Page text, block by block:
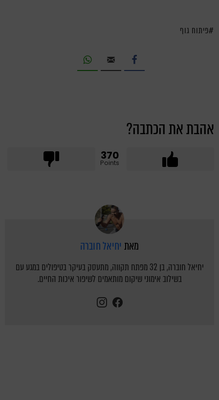
פיתוח גוף
אהבת את הכתבה?
370
Points
מאת יחיאל חוברה
יחיאל חוברה, בן 32 מפתח תקווה, מתעסק בעיקר בטיפולים במגע עם
בשילוב אימוני שיקום מותאמים לשיפור איכות החיים.
facebook